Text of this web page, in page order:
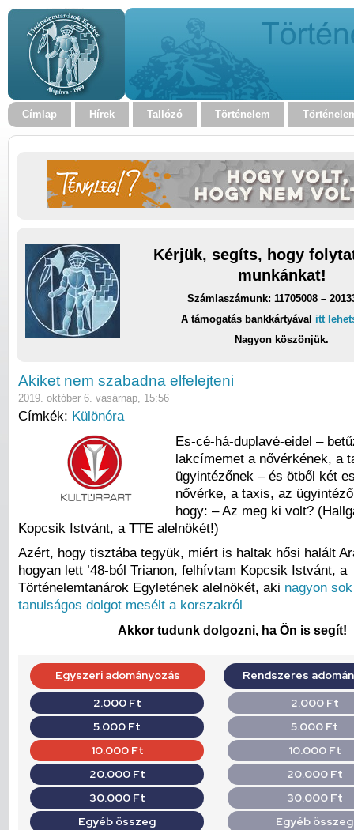
Címlap Hírek Tallózó Történelem
Kérjük, segíts, hogy
munkánkat!
Számlaszámunk: 11705008 –
A támogatás bankkártyával itt
Nagyon köszönjük.
Akiket nem szabadna elfelejteni
2019. október 6. vasárnap, 15:56
Címkék: Különóra
Es-cé-há-duplavé-eidel –
lakcímemet a nővérkének, a
ügyintézőnek – és ötből két
nővérke, a taxis, az
hogy: – Az meg ki volt?
Kopcsik Istvánt, a TTE alelnökét!)
Azért, hogy tisztába tegyük, miért is haltak hősi halált
hogyan lett ’48-ból Trianon, felhívtam Kopcsik Istvánt, a
Történelemtanárok Egyletének alelnökét, aki nagyon
tanulságos dolgot mesélt a korszakról
Akkor tudunk dolgozni, ha Ön is segít!